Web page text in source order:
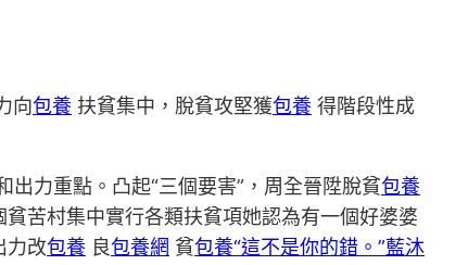
向包養 扶貧集中，脫貧攻堅獲包養 得階段性成
力重點。凸起“三個要害”，周全晉陞脫貧包養
苦村集中實行各類扶貧項她認為有一個好婆婆
力改包養 良包養網 貧包養“這不是你的錯。”藍沐